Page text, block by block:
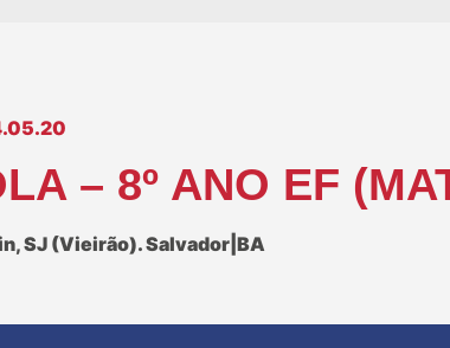
– 8º ANO EF
SJ (Vieirão). Salvador|BA